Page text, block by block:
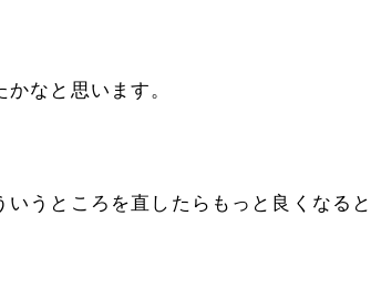
なと思います。
うところを直したらもっと良くなると